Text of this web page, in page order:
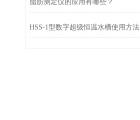
脂肪测定仪的应用有哪些？
HSS-1型数字超级恒温水槽使用方法